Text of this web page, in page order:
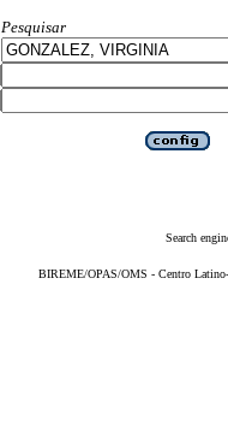
Pesquisar
Search
BIREME/OPAS/OMS - Centro Latino-